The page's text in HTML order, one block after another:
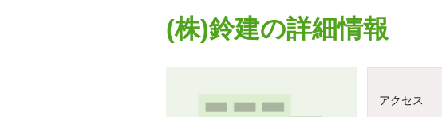
(株)鈴建の詳細情報
アクセス